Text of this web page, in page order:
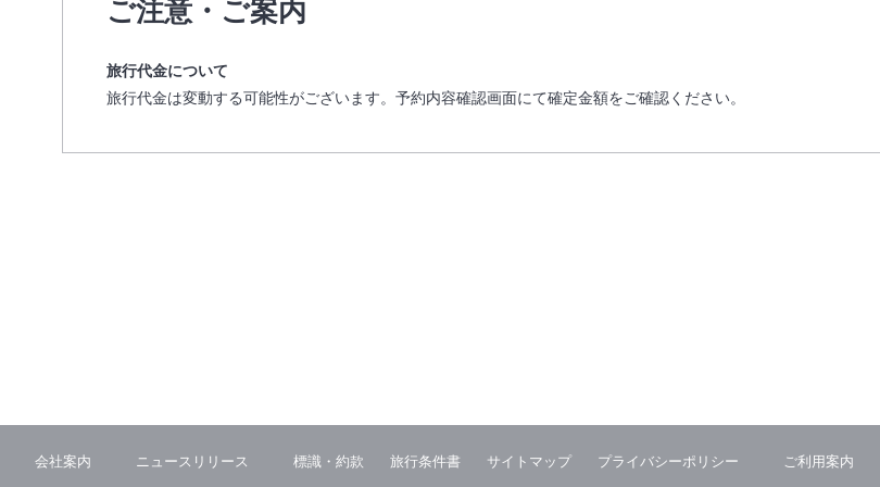
ご注意・ご案内
旅行代金について
旅行代金は変動する可能性がございます。予約内容確認画面にて確定金額をご確認ください。
会社案内 ニュースリリース 標識・約款 旅行条件書 サイトマップ プライバシーポリシー ご利用案内